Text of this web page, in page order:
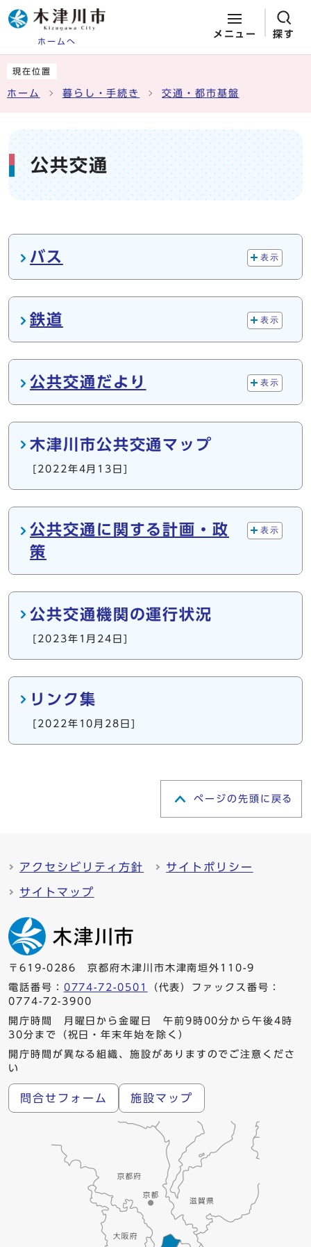
ホームへ
メニュー 探す
現在位置
ホーム 暮らし・手続き 交通・都市基盤
公共交通
メインメニュー
バス 表示
鉄道 表示
公共交通だより 表示
木津川市公共交通マップ
[2022年4月13日]
公共交通に関する計画・政
策
表示
公共交通機関の運行状況
[2023年1月24日]
リンク集
[2022年10月28日]
ページの先頭に戻る
アクセシビリティ方針 サイトポリシー
サイトマップ
〒619-0286 京都府木津川市木津南垣外110-9
電話番号： 0774-72-0501
（代表）ファックス番号：
0774-72-3900
開庁時間 月曜日から金曜日 午前9時00分から午後4時
30分まで（祝日・年末年始を除く）
開庁時間が異なる組織、施設がありますのでご注意くださ
い
問合せフォーム 施設マップ